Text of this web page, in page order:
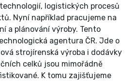
logistických procesů
Nyní například pracujeme na
a plánování výroby. Tento
agentura ČR. Jde o
strojírenská výroba i dodávky
celků jsou mimořádně
K tomu zajišťujeme